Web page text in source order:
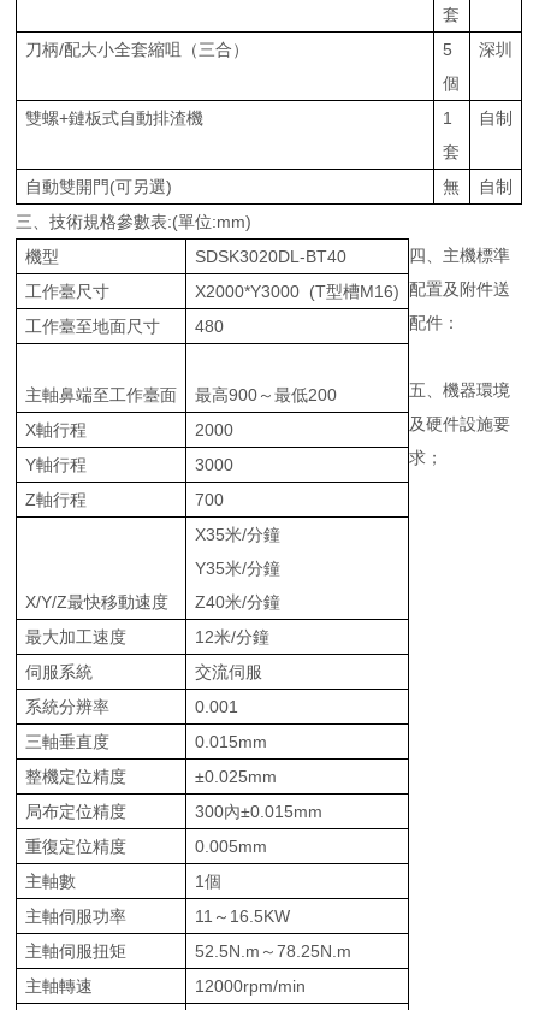
套
刀柄/配大小全套縮咀（三合）
5
個
深圳
雙螺+鏈板式自動排渣機
1
套
自制
自動雙開門(可另選) 無
自制
三、技術規格參數表:(單位:mm)
機型
SDSK3020DL-BT40
工作臺尺寸
X2000*Y3000 (T型槽M16)
工作臺至地面尺寸
480
主軸鼻端至工作臺面
最高900～最低200
X軸行程
2000
Y軸行程
3000
Z軸行程
700
X/Y/Z最快移動速度
X35米/分鐘
Y35米/分鐘
Z40米/分鐘
最大加工速度
12米/分鐘
伺服系統
交流伺服
系統分辨率
0.001
三軸垂直度
0.015mm
整機定位精度
±0.025mm
局布定位精度
300內±0.015mm
重復定位精度
0.005mm
主軸數
1個
主軸伺服功率
11～16.5KW
主軸伺服扭矩
52.5N.m～78.25N.m
主軸轉速
12000rpm/min
四、主機標準
配置及附件送
配件：
五、機器環境
及硬件設施要
求；